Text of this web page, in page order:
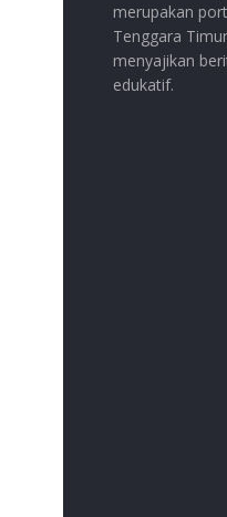
merupakan
Tenggara
menyajikan
edukatif.